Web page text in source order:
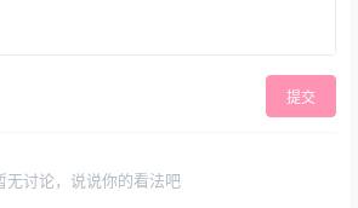
提交
无讨论，说说你的看法吧